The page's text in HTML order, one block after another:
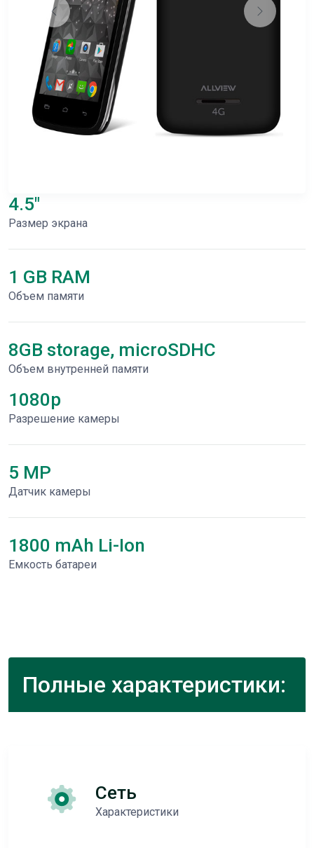
4.5"
Размер экрана
1 GB RAM
Объем памяти
8GB storage, microSDHC
Объем внутренней памяти
1080p
Разрешение камеры
5 MP
Датчик камеры
1800 mAh Li-Ion
Емкость батареи
Полные характеристики:
Сеть
Характеристики